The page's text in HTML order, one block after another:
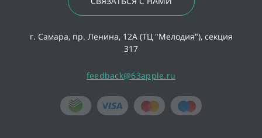
г. Самара, пр. Ленина, 12А (ТЦ "Мелодия"), секция
317
feedback@63apple.ru